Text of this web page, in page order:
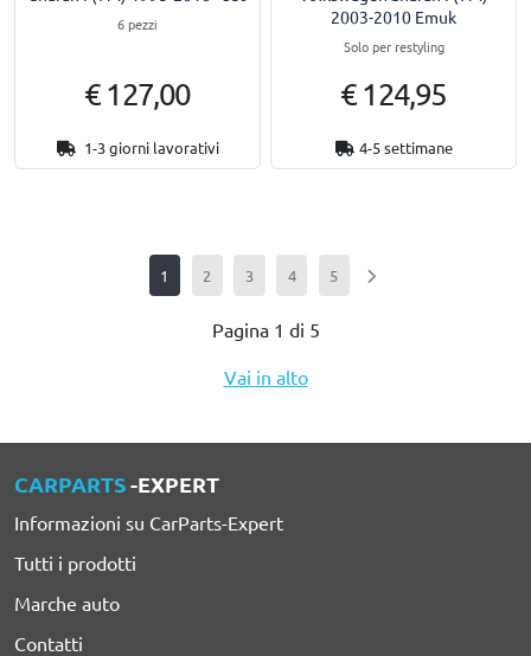
6 pezzi
€ 127,00
1-3 giorni lavorativi
2003-2010 Emuk
Solo per restyling
€ 124,95
4-5 settimane
1 2 3 4 5
Pagina 1 di 5
Vai in alto
CARPARTS-EXPERT
Informazioni su CarParts-Expert
Tutti i prodotti
Marche auto
Contatti